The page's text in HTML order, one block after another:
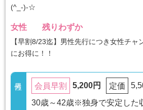
(^_-)-☆
女性 残りわずか
【早割8/23迄】男性先行につき女性チャ
にお得に！！
会員早割 5,200円 定価
30歳～42歳※独身で安定した